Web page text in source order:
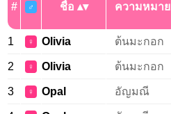
# ♂ ชื่อ ความหมาย
1 ♀ Olivia ต้นมะกอก
2 ♀ Olivia ต้นมะกอก
3 ♀ Opal อัญมณี